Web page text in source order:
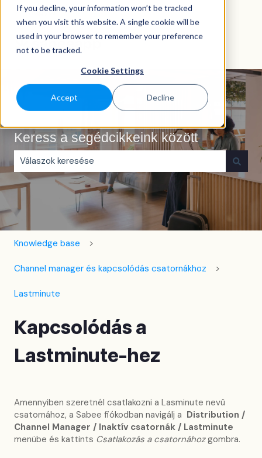
If you decline, your information won’t be tracked
when you visit this website. A single cookie will be
used in your browser to remember your preference
not to be tracked.
Cookie Settings
Accept Decline
MagyarAlmenü megjelenítése fordításokhoz
Keress a segédcikkeink között
Nincs javaslat, mert üres a keresőmező.
Knowledge base
Channel manager és kapcsolódás csatornákhoz
Lastminute
Kapcsolódás a
Lastminute-hez
Amennyiben szeretnél csatlakozni a Lasminute nevű
csatornához, a Sabee fiókodban navigálj a Distribution /
Channel Manager / Inaktív csatornák / Lastminute
menübe és kattints Csatlakozás a csatornáhozgombra.